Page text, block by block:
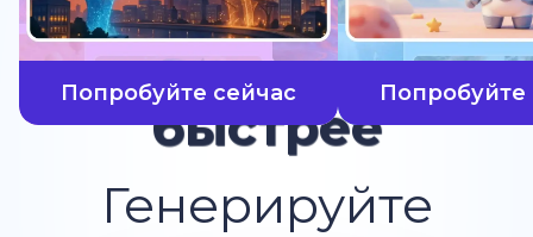
Попробуйте сейчас Попробуйте
Генерируйте
быстрее